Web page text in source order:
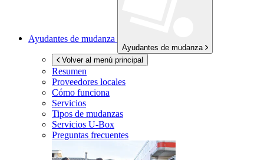
Ayudantes de mudanza
Ayudantes de mudanza
Volver al menú principal
Resumen
Proveedores locales
Cómo funciona
Servicios
Tipos de mudanzas
Servicios U-Box
Preguntas frecuentes